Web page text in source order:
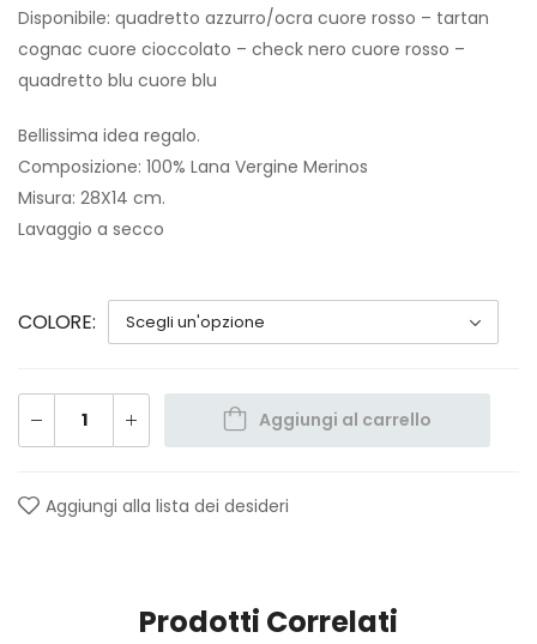
Disponibile: quadretto azzurro/ocra cuore rosso – tartan
cognac cuore cioccolato – check nero cuore rosso –
quadretto blu cuore blu
Bellissima idea regalo.
Composizione: 100% Lana Vergine Merinos
Misura: 28X14 cm.
Lavaggio a secco
COLORE
Aggiungi al carrello
Aggiungi alla lista dei desideri
Prodotti Correlati